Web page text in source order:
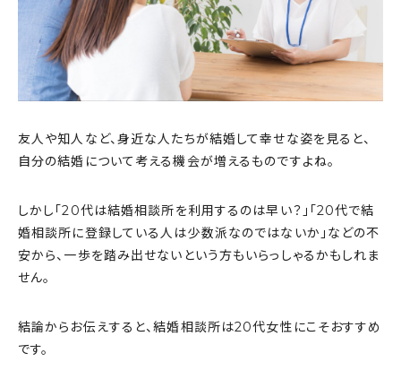
友人や知人など、身近な人たちが結婚して幸せな姿を見ると、
自分の結婚について考える機会が増えるものですよね。
しかし「20代は結婚相談所を利用するのは早い？」「20代で結
婚相談所に登録している人は少数派なのではないか」などの不
安から、一歩を踏み出せないという方もいらっしゃるかもしれま
せん。
結論からお伝えすると、結婚相談所は20代女性にこそおすすめ
です。